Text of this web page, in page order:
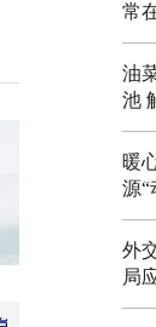
常
油
池
暖
源“
外
局